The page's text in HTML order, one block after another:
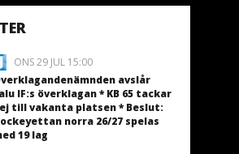
ONS 29 JUL 15:00
avslår
IF:s överklagan * KB 65 tackar
till vakanta platsen * Beslut:
norra 26/27 spelas
19 lag